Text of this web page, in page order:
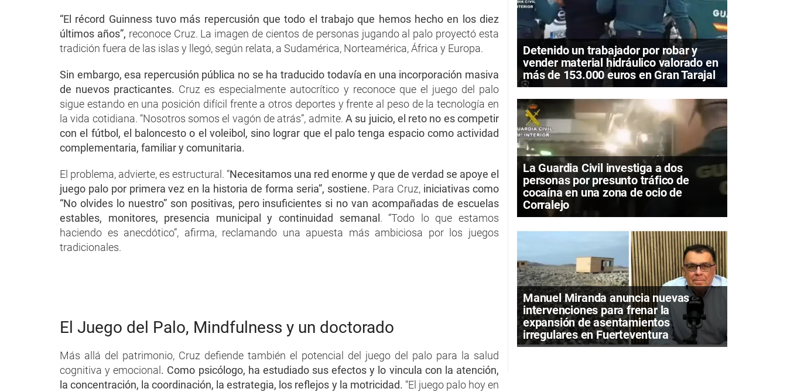
“El récord Guinness tuvo más repercusión que todo el trabajo que hemos hecho en los diez
últimos años”, reconoce Cruz. La imagen de cientos de personas jugando al palo proyectó esta
tradición fuera de las islas y llegó, según relata, a Sudamérica, Norteamérica, África y Europa.
Sin embargo, esa repercusión pública no se ha traducido todavía en una incorporación masiva
de nuevos practicantes. Cruz es especialmente autocrítico y reconoce que el juego del palo
sigue estando en una posición difícil frente a otros deportes y frente al peso de la tecnología en
la vida cotidiana. “Nosotros somos el vagón de atrás”, admite. A su juicio, el reto no es competir
con el fútbol, el baloncesto o el voleibol, sino lograr que el palo tenga espacio como actividad
complementaria, familiar y comunitaria.
El problema, advierte, es estructural. “Necesitamos una red enorme y que de verdad se apoye el
juego palo por primera vez en la historia de forma seria”, sostiene. Para Cruz, iniciativas como
“No olvides lo nuestro” son positivas, pero insuficientes si no van acompañadas de escuelas
estables, monitores, presencia municipal y continuidad semanal . “Todo lo que estamos
haciendo es anecdótico”, afirma, reclamando una apuesta más ambiciosa por los juegos
tradicionales.
El Juego del Palo, Mindfulness y un doctorado
Más allá del patrimonio, Cruz defiende también el potencial del juego del palo para la salud
cognitiva y emocional . Como psicólogo, ha estudiado sus efectos y lo vincula con la atención,
la concentración, la coordinación, la estrategia, los reflejos y la motricidad. “El juego palo hoy en
Detenido un trabajador por robar y
vender material hidráulico valorado en
más de 153.000 euros en Gran Tarajal
La Guardia Civil investiga a dos
personas por presunto tráfico de
cocaína en una zona de ocio de
Corralejo
Manuel Miranda anuncia nuevas
intervenciones para frenar la
expansión de asentamientos
irregulares en Fuerteventura